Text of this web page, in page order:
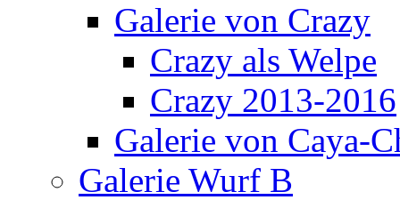
Galerie von Crazy
Crazy als Welpe
Crazy 2013-2016
Galerie von Caya-
Galerie Wurf B